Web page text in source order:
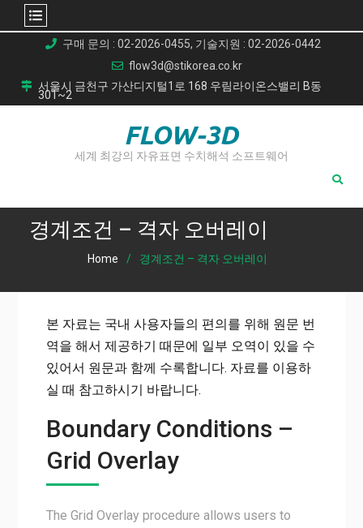
content
구매 문의 : 02-2026-0455, 기술지원 : 02-2026-0442
flow3d@stikorea.co.kr
서울시 금천구 가산디지털1로 168 우림라이온스밸리 B동
301~2
FLOW-3D
세계 최강의 자유표면 수치해석 소프트웨어
경계조건 – 격자 오버레이
Home 경계조건 – 격자 오버레이
본 자료는 국내 사용자들의 편의를 위해 원문 번
역을 해서 제공하기 때문에 일부 오역이 있을 수
있어서 원문과 함께 수록합니다. 자료를 이용하
실 때 참고하시기 바랍니다.
Boundary Conditions –
Grid Overlay
The Grid Overlay procedure allows users to